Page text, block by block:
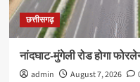
छत्तीसगढ़
नांदघाट-मुंगेली रोड होगा
admin August 7, 2026